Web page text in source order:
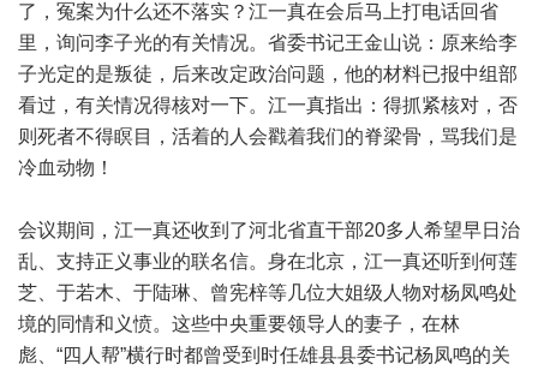
了，冤案为什么还不落实？江一真在会后马上打电话回省
里，询问李子光的有关情况。省委书记王金山说：原来给李
子光定的是叛徒，后来改定政治问题，他的材料已报中组部
看过，有关情况得核对一下。江一真指出：得抓紧核对，否
则死者不得瞑目，活着的人会戳着我们的脊梁骨，骂我们是
冷血动物！
会议期间，江一真还收到了河北省直干部20多人希望早日治
乱、支持正义事业的联名信。身在北京，江一真还听到何莲
芝、于若木、于陆琳、曾宪梓等几位大姐级人物对杨凤鸣处
境的同情和义愤。这些中央重要领导人的妻子，在林
彪、“四人帮”横行时都曾受到时任雄县县委书记杨凤鸣的关